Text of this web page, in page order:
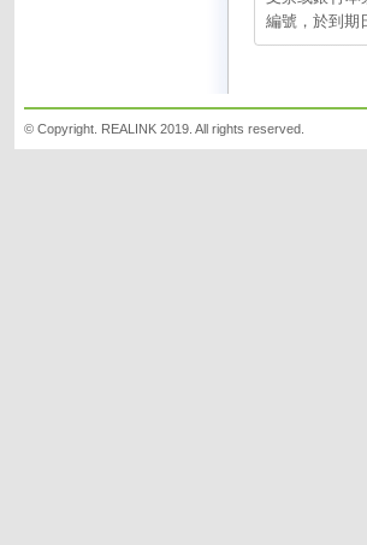
編號，於到期
© Copyright. REALINK 2019. All rights reserved.